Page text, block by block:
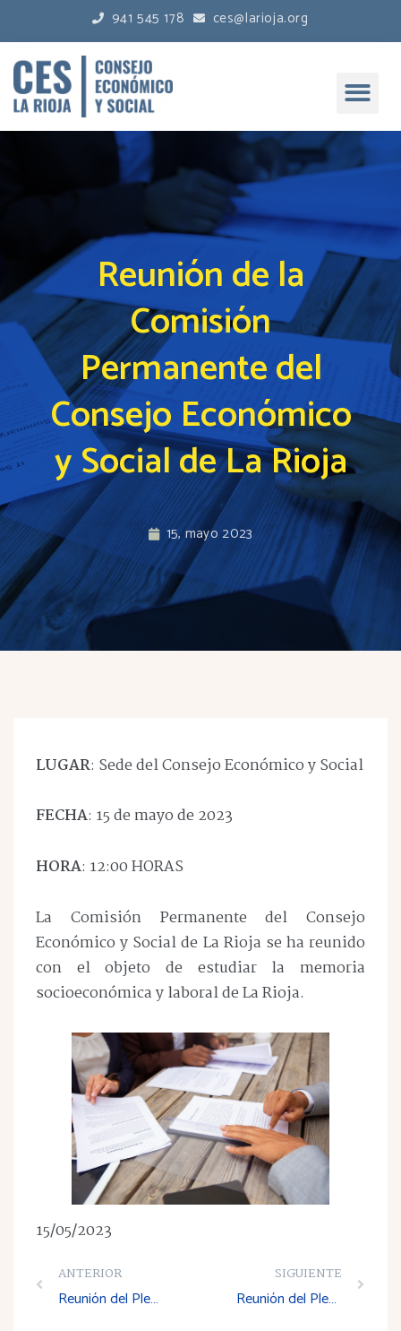
941 545 178 ces@larioja.org
Reunión de la
Comisión
Permanente del
Consejo Económico
y Social de La Rioja
15, mayo 2023
LUGAR: Sede del Consejo Económico y Social
FECHA: 15 de mayo de 2023
HORA: 12:00 HORAS
La Comisión Permanente del Consejo
Económico y Social de La Rioja se ha reunido
con el objeto de estudiar la memoria
socioeconómica y laboral de La Rioja.
15/05/2023
ANTERIOR
Reunión del Pleno del Consejo Económico y Social de La Rioja
SIGUIENTE
Reunión del Pleno del Consejo Económico y Social de La Rioja